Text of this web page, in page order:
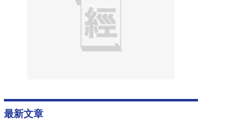
最新文章